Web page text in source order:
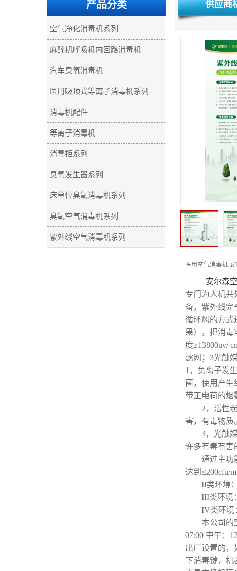
产品分类
空气净化消毒机系列
麻醉机呼吸机内回路消毒机
汽车臭氧消毒机
医用吸顶式等离子消毒机系列
消毒机配件
等离子消毒机
消毒柜系列
臭氧发生器系列
床单位臭氧消毒机系列
臭氧空气消毒机系列
紫外线空气消毒机系列
供应商
医用空气消毒机
安尔森
专门为人机共
备，紫外线完
循环风的方式
果），把消毒
度≥13800uv/
滤网； 3光触
1 ， 负离子发
菌，使用产
带正电荷的烟
2 ， 活性
害，有毒物质
3， 光触
许多有毒有害
通过主功
达到≤200cfu/m
II类环境
III类环境
IV类环境
本公司的
07:00 中午： 12
出厂设置的，
下消毒键，机